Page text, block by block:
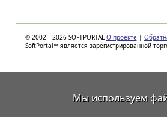
© 2002—2026 SOFTPORTAL О проекте |
SoftPortal™ является зарегистрированной
Мы используем